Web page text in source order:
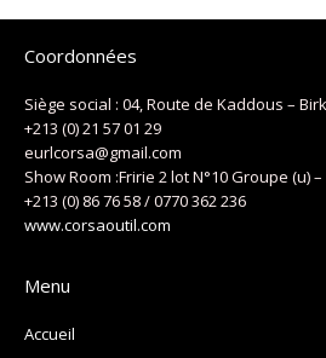
Coordonnées
Siège social : 04, Route de Kaddous –
+213 (0) 21 57 01 29
eurlcorsa@gmail.com
Show Room :Fririe 2 lot N°10 Groupe (u) –
+213 (0) 86 76 58 / 0770 362 236
www.corsaoutil.com
Menu
Accueil